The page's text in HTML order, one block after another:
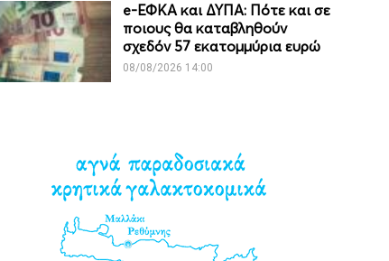
e-ΕΦΚΑ και ΔΥΠΑ: Πότε και σε
ποιους θα καταβληθούν
σχεδόν 57 εκατομμύρια ευρώ
08/08/2026 14:00